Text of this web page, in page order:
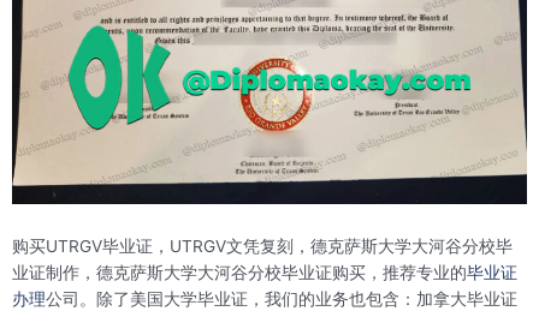
购买UTRGV毕业证，UTRGV文凭复刻，德克萨斯大学大河谷分校毕
业证制作，德克萨斯大学大河谷分校毕业证购买，推荐专业的毕业证
办理公司。除了美国大学毕业证，我们的业务也包含：加拿大毕业证